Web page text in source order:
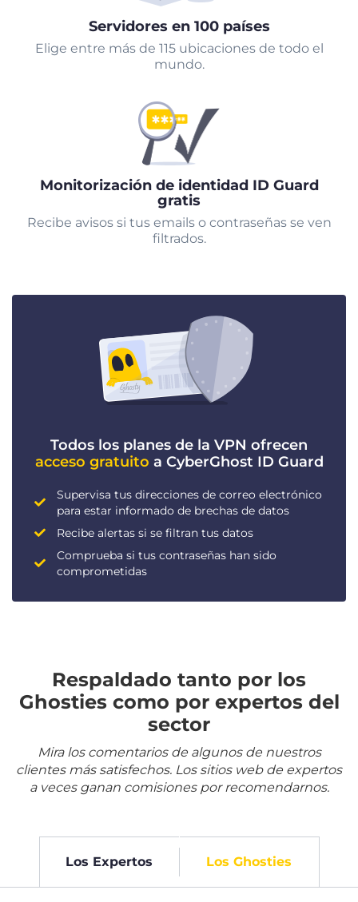
Servidores en 100 países
Elige entre más de 115 ubicaciones de todo el
mundo.
Monitorización de identidad ID Guard
gratis
Recibe avisos si tus emails o contraseñas se ven
filtrados.
Todos los planes de la VPN ofrecen
acceso gratuito a CyberGhost ID Guard
Supervisa tus direcciones de correo electrónico
para estar informado de brechas de datos
Recibe alertas si se filtran tus datos
Comprueba si tus contraseñas han sido
comprometidas
Respaldado tanto por los
Ghosties como por expertos del
sector
Mira los comentarios de algunos de nuestros
clientes más satisfechos. Los sitios web de expertos
a veces ganan comisiones por recomendarnos.
Los Expertos Los Ghosties